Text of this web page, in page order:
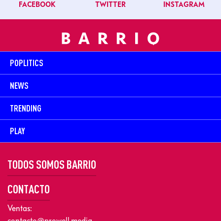
FACEBOOK TWITTER INSTAGRAM
POPLITICS
NEWS
TRENDING
PLAY
TODOS SOMOS BARRIO
CONTACTO
Ventas: